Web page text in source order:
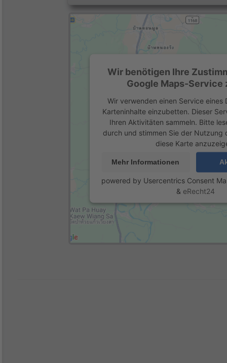
Wir benötigen Ihre
Google Maps-Service
Wir verwenden einen Service eines
Karteninhalte einzubetten. Dieser
Ihren Aktivitäten sammeln. Bitte
durch und stimmen Sie der Nutzung
diese Karte
Mehr Informationen
powered by Usercentrics Consent
& eRecht24